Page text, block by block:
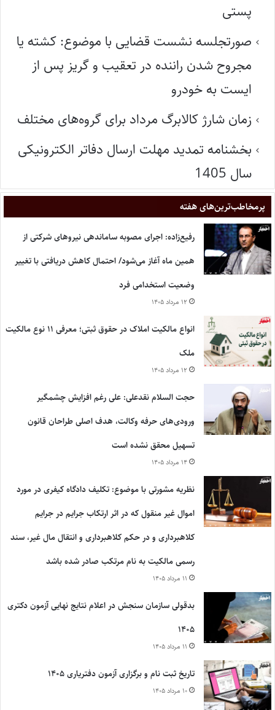
پستی
صورتجلسه نشست قضایی با موضوع: کشته یا
مجروح شدن راننده در تعقیب و گریز پس از
ایست به خودرو
زمان شارژ کالابرگ مرداد برای گروه‌های مختلف
بخشنامه تمدید مهلت ارسال دفاتر الکترونیکی
سال 1405
پر‌مخاطب‌ترین‌های هفته
رفیع‌زاده: اجرای مصوبه ساماندهی نیروهای شرکتی از
همین ماه آغاز می‌شود/ احتمال کاهش دریافتی با تغییر
وضعیت استخدامی فرد
۱۲ مرداد ۱۴۰۵
انواع مالکیت املاک در حقوق ثبتی؛ معرفی ۱۱ نوع مالکیت
ملک
۱۲ مرداد ۱۴۰۵
حجت السلام نقدعلی: علی رغم افزایش چشمگیر
ورودی‌های حرفه وکالت، هدف اصلی طراحان قانون
تسهیل محقق نشده است
۱۴ مرداد ۱۴۰۵
نظریه مشورتی با موضوع: تکلیف دادگاه کیفری در مورد
اموال غیر منقول که در اثر ارتکاب جرایم در جرایم
کلاهبرداری و در حکم کلاهبرداری و انتقال مال غیر، سند
رسمی مالکیت به نام مرتکب صادر شده باشد
۱۱ مرداد ۱۴۰۵
بدقولی سازمان سنجش در اعلام نتایج نهایی آزمون دکتری
۱۴۰۵
۱۱ مرداد ۱۴۰۵
تاریخ ثبت نام و برگزاری آزمون دفتریاری ۱۴۰۵
۱۰ مرداد ۱۴۰۵